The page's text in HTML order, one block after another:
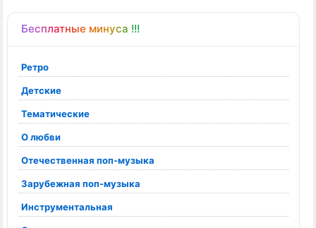
Бесплатные минуса !!!
Ретро
Детские
Тематические
О любви
Отечественная поп-музыка
Зарубежная поп-музыка
Инструментальная